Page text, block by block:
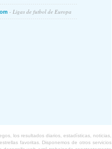
- Ligas de futbol de Europa
los resultados diarios, estadísticas, noticias,
favoritas. Disponemos de otros servicios